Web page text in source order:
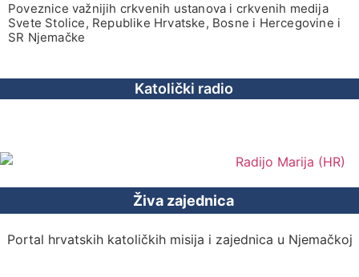
Poveznice važnijih crkvenih ustanova i crkvenih medija
Svete Stolice, Republike Hrvatske, Bosne i Hercegovine i
SR Njemačke
Katolički radio
Živa zajednica
Portal hrvatskih katoličkih misija i zajednica u Njemačkoj